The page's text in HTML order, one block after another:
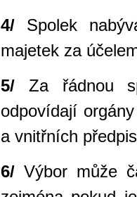
4/ Spolek
majetek za
5/ Za řádnou
odpovídají
a vnitřních
6/Výbor může